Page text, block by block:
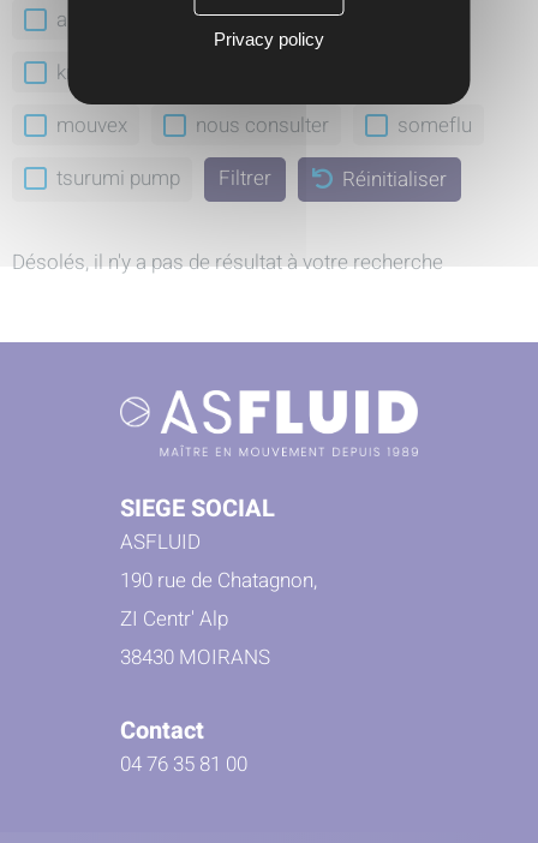
abaque aro feluwa
krautzberger
mouvex
nous consulter
someflu
tsurumi pump
Réinitialiser
Désolés, il n'y a pas de résultat à votre recherche
SIEGE SOCIAL
ASFLUID
190 rue de Chatagnon,
ZI Centr' Alp
38430 MOIRANS
Contact
04 76 35 81 00
Privacy policy